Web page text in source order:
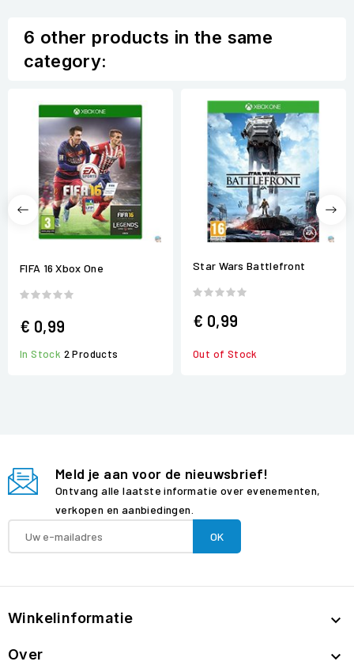
6 other products in the same
category:
FIFA 16 Xbox One
€ 0,99
In Stock 2 Products
Star Wars Battlefront
€ 0,99
Out of Stock
Meld je aan voor de nieuwsbrief!
Ontvang alle laatste informatie over evenementen,
verkopen en aanbiedingen.
Winkelinformatie 
Over 